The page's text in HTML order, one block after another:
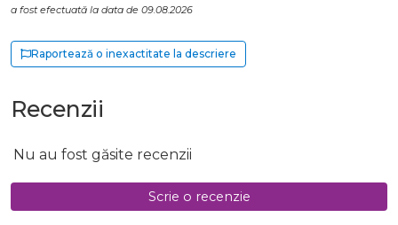
a fost efectuată la data de 09.08.2026
Raportează o inexactitate la descriere
Recenzii
Nu au fost găsite recenzii
Scrie o recenzie